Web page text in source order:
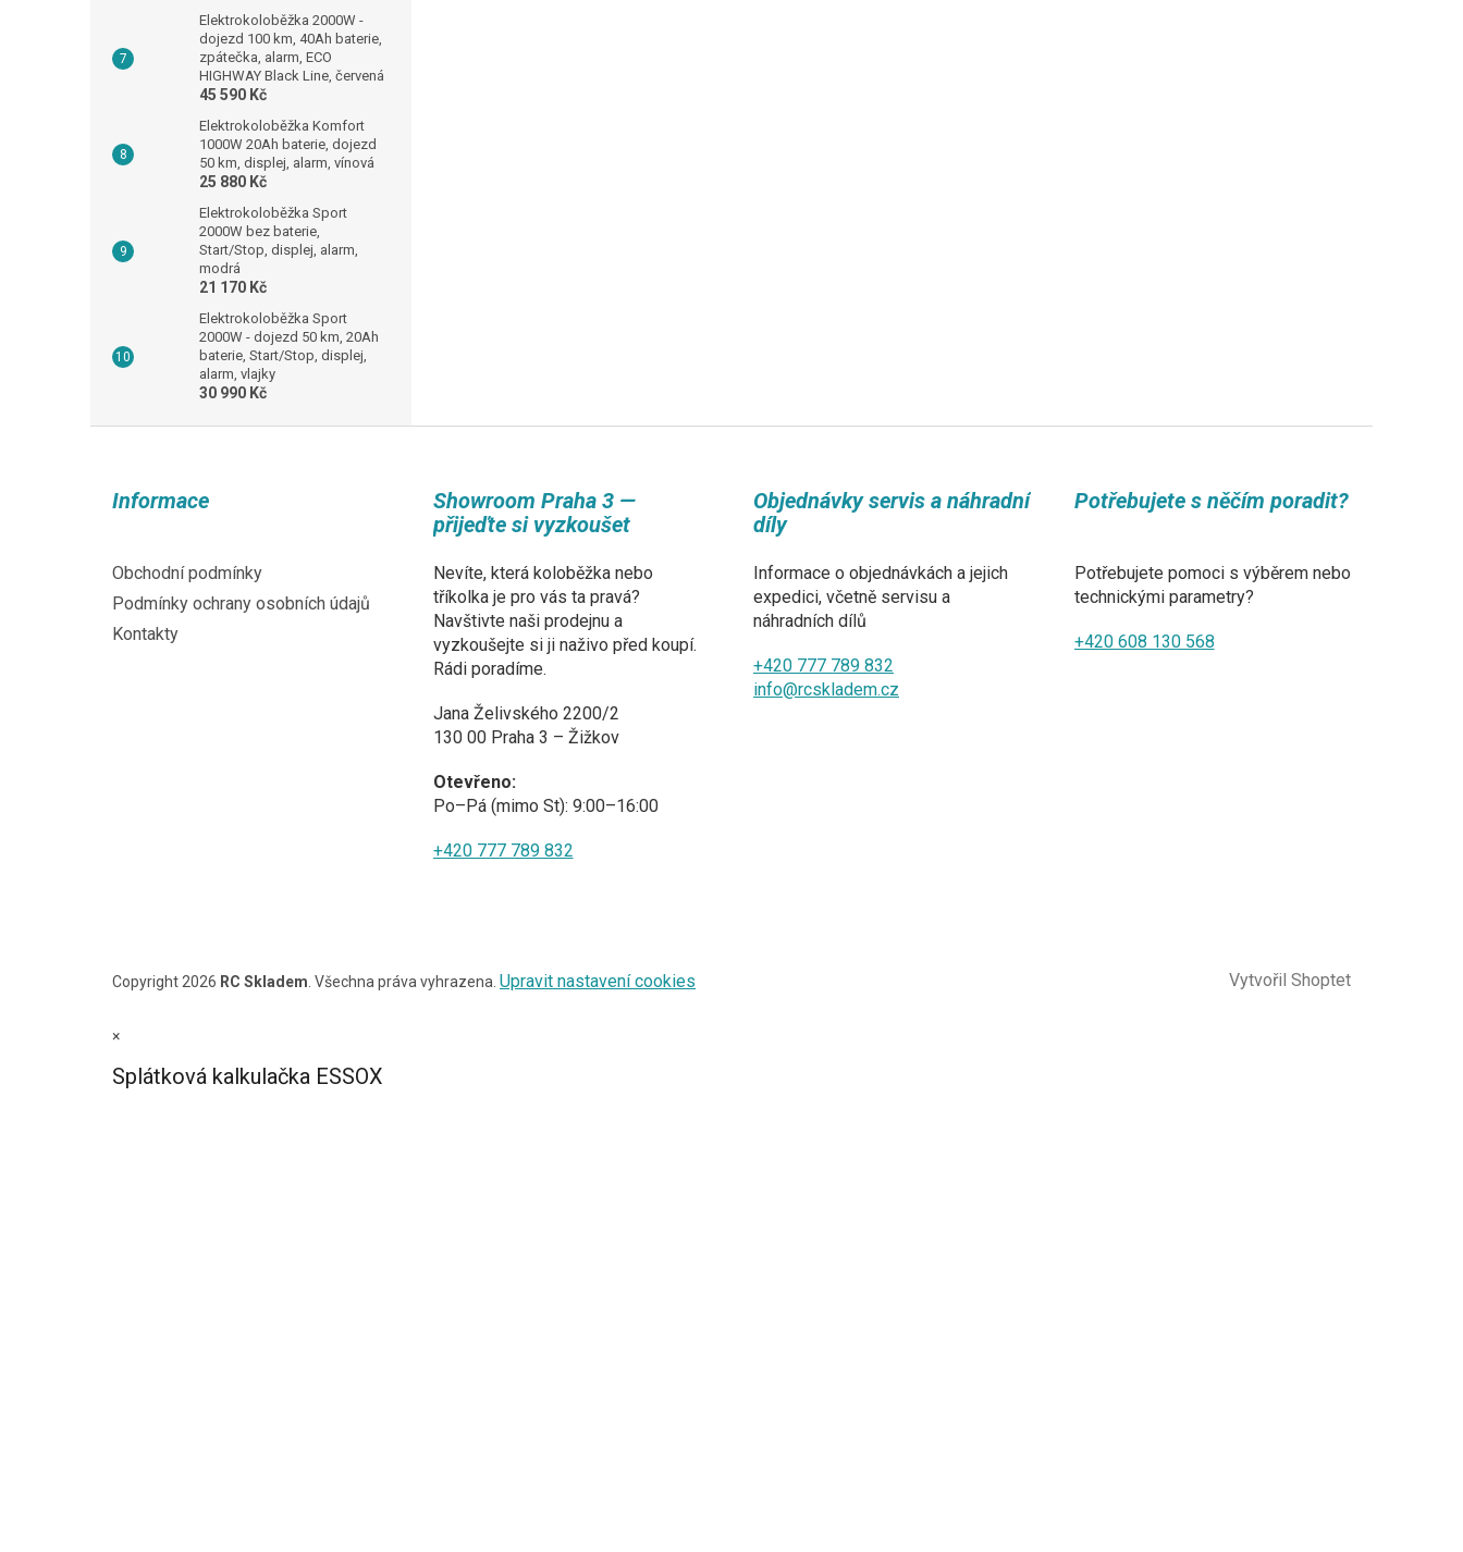
Elektrokoloběžka 2000W -
dojezd 100 km, 40Ah baterie,
zpátečka, alarm, ECO
HIGHWAY Black Line, červená
45 590 Kč
Elektrokoloběžka Komfort
1000W 20Ah baterie, dojezd
50 km, displej, alarm, vínová
25 880 Kč
Elektrokoloběžka Sport
2000W bez baterie,
Start/Stop, displej, alarm,
modrá
21 170 Kč
Elektrokoloběžka Sport
2000W - dojezd 50 km, 20Ah
baterie, Start/Stop, displej,
alarm, vlajky
30 990 Kč
Informace
Obchodní podmínky
Podmínky ochrany osobních údajů
Kontakty
Showroom Praha 3 —
přijeďte si vyzkoušet
Nevíte, která koloběžka nebo
tříkolka je pro vás ta pravá?
Navštivte naši prodejnu a
vyzkoušejte si ji naživo před koupí.
Rádi poradíme.
Jana Želivského 2200/2
130 00 Praha 3 – Žižkov
Otevřeno:
Po–Pá (mimo St): 9:00–16:00
+420 777 789 832
Objednávky servis a náhradní
díly
Informace o objednávkách a jejich
expedici, včetně servisu a
náhradních dílů
+420 777 789 832
info@rcskladem.cz
Potřebujete s něčím poradit?
Potřebujete pomoci s výběrem nebo
technickými parametry?
+420 608 130 568
Vytvořil Shoptet
Copyright 2026 RC Skladem . Všechna práva vyhrazena. Upravit nastavení cookies
×
Splátková kalkulačka ESSOX